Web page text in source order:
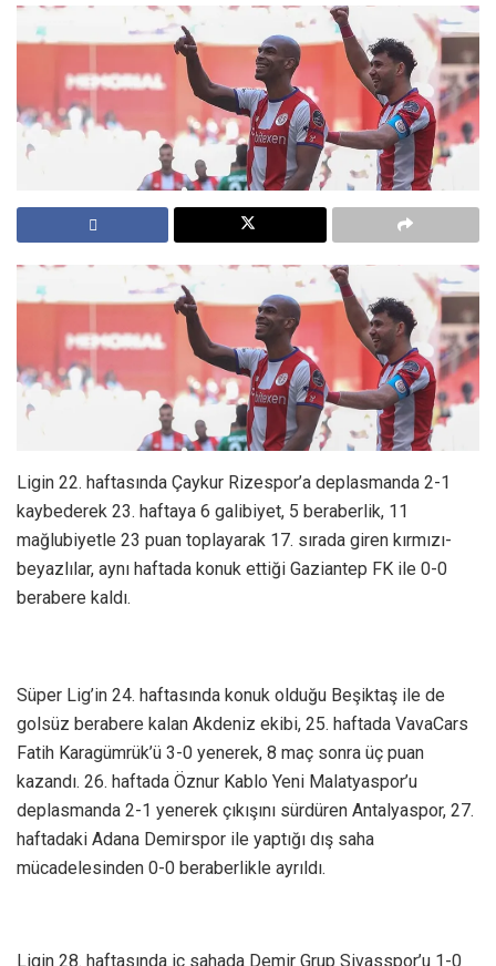
Ligin 22. haftasında Çaykur Rizespor’a deplasmanda 2-1
kaybederek 23. haftaya 6 galibiyet, 5 beraberlik, 11
mağlubiyetle 23 puan toplayarak 17. sırada giren kırmızı-
beyazlılar, aynı haftada konuk ettiği Gaziantep FK ile 0-0
berabere kaldı.
Süper Lig’in 24. haftasında konuk olduğu Beşiktaş ile de
golsüz berabere kalan Akdeniz ekibi, 25. haftada VavaCars
Fatih Karagümrük’ü 3-0 yenerek, 8 maç sonra üç puan
kazandı. 26. haftada Öznur Kablo Yeni Malatyaspor’u
deplasmanda 2-1 yenerek çıkışını sürdüren Antalyaspor, 27.
haftadaki Adana Demirspor ile yaptığı dış saha
mücadelesinden 0-0 beraberlikle ayrıldı.
Ligin 28. haftasında iç sahada Demir Grup Sivasspor’u 1-0